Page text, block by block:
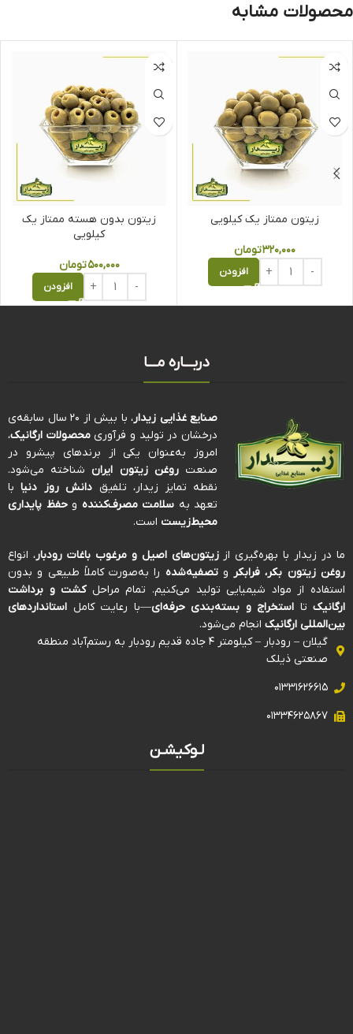
محصولات مشابه
زیتون ممتاز یک کیلویی
۳۲۰,۰۰۰تومان
افزودن
زیتون بدون هسته ممتاز یک
کیلویی
۵۰۰,۰۰۰تومان
افزودن
دربـــاره مـــا
صنایع غذایی زیدار
، با بیش از ۲۰ سال سابقه‌ی
درخشان در تولید و فرآوریمحصولات ارگانیک،
امروز به‌عنوان یکی از برندهای پیشرو در
صنعتروغن زیتون ایرانشناخته می‌شود.
نقطه تمایز زیدار، تلفیق دانش روز دنیابا
تعهد به سلامت مصرف‌کننده وحفظ پایداری
محیط‌زیست است.
ما در زیدار با بهره‌گیری اززیتون‌های اصیل و مرغوب باغات رودبار، انواع
روغن زیتون بکر، فرابکر وتصفیه‌شده را به‌صورت کاملاً طبیعی و بدون
استفاده از مواد شیمیایی تولید می‌کنیم. تمام مراحلکشت و برداشت
ارگانیک تا استخراج و بسته‌بندی حرفه‌ای—با رعایت کامل استانداردهای
بین‌المللی ارگانیک انجام می‌شود.
گیلان – رودبار – کیلومتر ۴ جاده قدیم رودبار به رستم‌آباد منطقه
صنعتی ذیلک
۰۱۳۳۱۶۲۶۶۱۵
۰۱۳۳۴۶۲۵۸۶۷
لـوکیشـن